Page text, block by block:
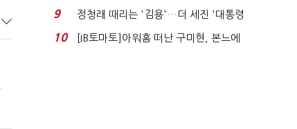
시도
9
정청래 때리는 '김용'…더 세진 '대통령
최측근' 입...
10
[IB토마토]아워홈 떠난 구미현, 본느에